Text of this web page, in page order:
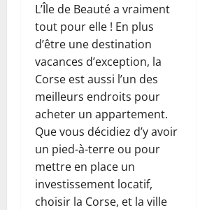
L’Île de Beauté a vraiment
tout pour elle ! En plus
d’être une destination
vacances d’exception, la
Corse est aussi l’un des
meilleurs endroits pour
acheter un appartement.
Que vous décidiez d’y avoir
un pied-à-terre ou pour
mettre en place un
investissement locatif,
choisir la Corse, et la ville